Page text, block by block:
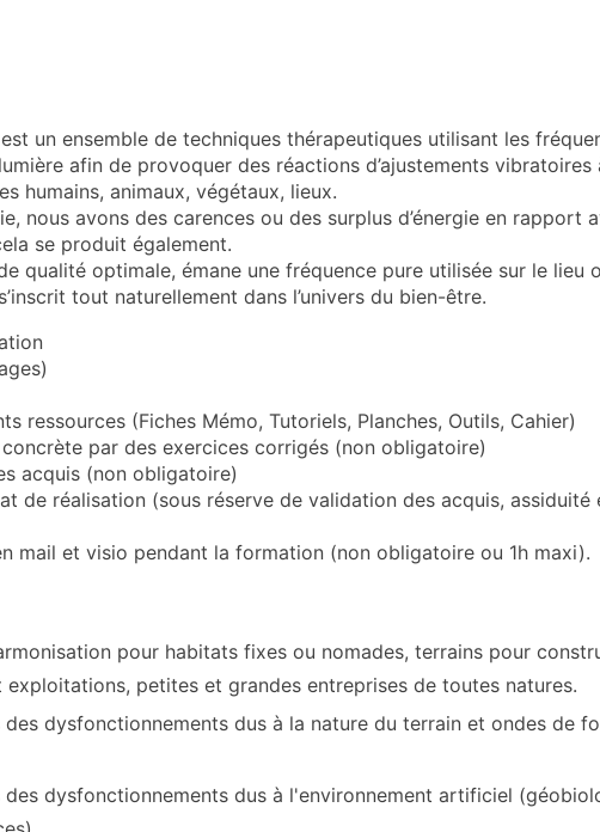
un ensemble de techniques thérapeutiques utilisant les
afin de provoquer des réactions d’ajustements vibratoires
humains, animaux, végétaux, lieux.
nous avons des carences ou des surplus d’énergie en rapport
se produit également.
qualité optimale, émane une fréquence pure utilisée sur le lieu
tout naturellement dans l’univers du bien-être.
ressources (Fiches Mémo, Tutoriels, Planches, Outils, Cahier)
par des exercices corrigés (non obligatoire)
acquis (non obligatoire)
de réalisation (sous réserve de validation des acquis, assiduité
mail et visio pendant la formation (non obligatoire ou 1h maxi).
pour habitats fixes ou nomades, terrains pour
exploitations, petites et grandes entreprises de toutes natures.
des dysfonctionnements dus à la nature du terrain et ondes de
des dysfonctionnements dus à l'environnement artificiel